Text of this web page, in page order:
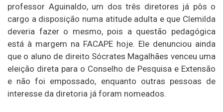
professor Aguinaldo, um dos três diretores já pôs o
cargo a disposição numa atitude adulta e que Clemilda
deveria fazer o mesmo, pois a questão pedagógica
está à margem na FACAPE hoje. Ele denunciou ainda
que o aluno de direito Sócrates Magalhães venceu uma
eleição direta para o Conselho de Pesquisa e Extensão
e não foi empossado, enquanto outras pessoas de
interesse da diretoria já foram nomeados.